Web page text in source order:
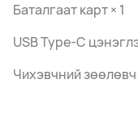
Баталгаат карт × 1
USB Type-C
Чихэвчний